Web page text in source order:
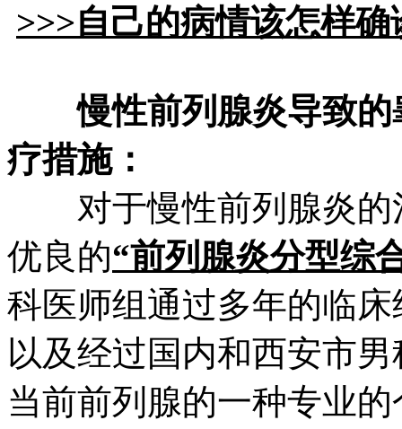
>>>自己的病情该怎样
慢性前列腺炎导致
疗措施：
对于慢性前列腺炎的
优良的“前列腺炎分型综
科医师组通过多年的临
以及经过国内和西安市
当前前列腺的一种专业